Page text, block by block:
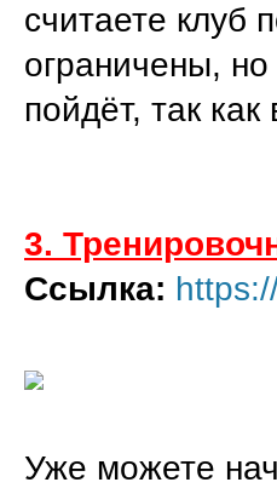
считаете клуб
ограничены,
пойдёт, так
3.
Ссылка:
Уже можете